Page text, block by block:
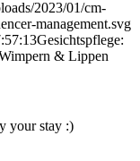
2023/01/cm-
management.svg
Gesichtspflege:
& Lippen
your stay :)